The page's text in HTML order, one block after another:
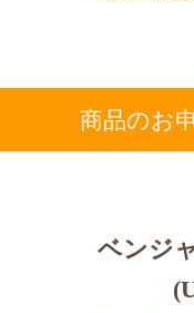
商品のお
ベンジ